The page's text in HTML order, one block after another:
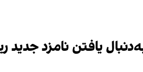
یافتن نامزد